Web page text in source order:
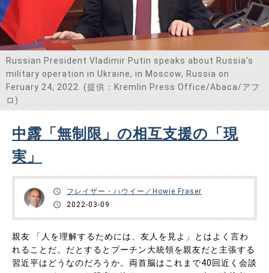
Russian President Vladimir Putin speaks about Russia's
military operation in Ukraine, in Moscow, Russia on
Feruary 24, 2022. (提供：Kremlin Press Office/Abaca/アフ
ロ)
中露「無制限」の相互支援の「現
実」
フレイザー・ハウイー／Howie Fraser
2022-03-09
親友 「人を理解するためには、友人を見よ」とはよく言わ
れることだ。だとするとプーチン大統領を親友だと主張する
習近平はどうなのだろうか。両首脳はこれまで40回近く会談